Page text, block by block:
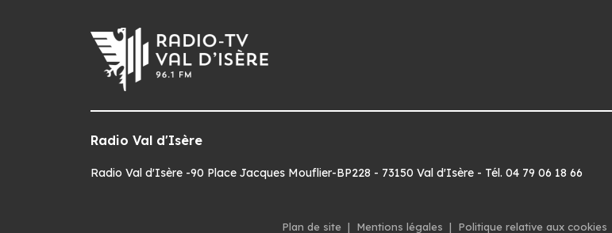
Radio Val d'Isère
Radio Val d'Isère -90 Place Jacques Mouflier-BP228 - 73150 Val d'Isère - Tél. 04 79 06 18 66
Plan de site | Mentions légales | Politique relative aux cookies